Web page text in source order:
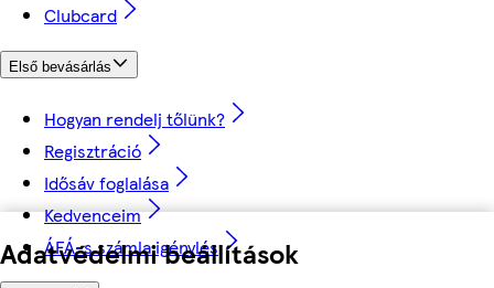
Adatvédelmi beállítások
Clubcard
Első bevásárlás
Hogyan rendelj tőlünk?
Regisztráció
Idősáv foglalása
Kedvenceim
ÁFÁ-s számla igénylés